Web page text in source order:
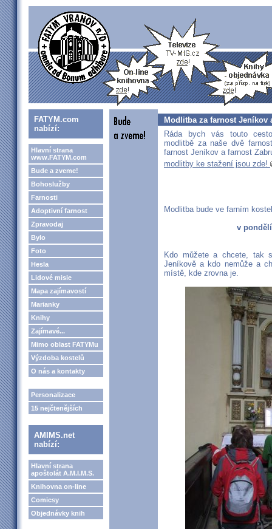
FATYM.com
nabízí:
Hlavní strana
www.FATYM.com
Bude a zveme!
Bohoslužby
Farnosti
Adoptivní farnost
Zpravodaj
Bylo
Foto
Hesla
Lidové misie
Mapa zajímavostí
Marianky
Knihy
Zajímavé...
Mimo oblast FATYMu
Výzdoba kostelů
O nás a kontakty
Personalizace
15 nejčtenějších
AMIMS.net
nabízí:
Hlavní strana
apoštolát A.M.I.M.S.
Knihovna on-line
Comicsy
Objednávky knih
Modlitba za farnost Jeníkov
Ráda bych vás touto
modlitbě za naše dvě
farnost Jeníkov a farnost
modlitby ke stažení jsou zde!
Modlitba bude ve farním
v
Kdo můžete a chcete, tak
Jeníkově a kdo nemůže a
místě, kde zrovna je.